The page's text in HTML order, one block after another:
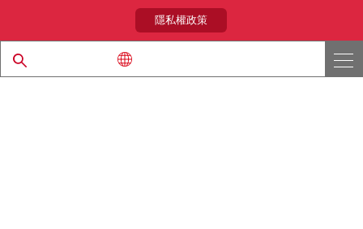
© 1997 - 2026 ROHM CO., LTD. ALL RIGHTS RESERVED.
隱私權政策